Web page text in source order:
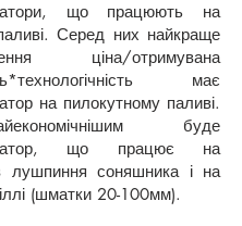
що працюють на
Серед них найкраще
ціна/отримувана
має
на пилокутному паливі.
буде
що працює на
лушпиння соняшника і на
(шматки 20-100мм).